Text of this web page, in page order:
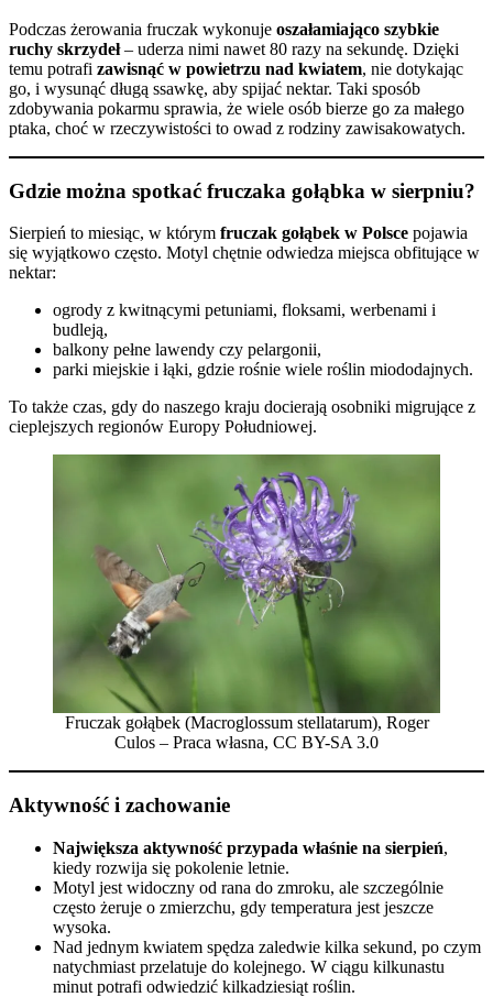
Podczas żerowania fruczak wykonuje oszałamiająco szybkie
ruchy skrzydeł– uderza nimi nawet 80 razy na sekundę. Dzięki
temu potrafi zawisnąć w powietrzu nad kwiatem, nie dotykając
go, i wysunąć długą ssawkę, aby spijać nektar. Taki sposób
zdobywania pokarmu sprawia, że wiele osób bierze go za małego
ptaka, choć w rzeczywistości to owad z rodziny zawisakowatych.
Gdzie można spotkać fruczaka gołąbka w sierpniu?
Sierpień to miesiąc, w którym fruczak gołąbek w Polsce pojawia
się wyjątkowo często. Motyl chętnie odwiedza miejsca obfitujące w
nektar:
ogrody z kwitnącymi petuniami, floksami, werbenami i
budleją,
balkony pełne lawendy czy pelargonii,
parki miejskie i łąki, gdzie rośnie wiele roślin miododajnych.
To także czas, gdy do naszego kraju docierają osobniki migrujące z
cieplejszych regionów Europy Południowej.
Fruczak gołąbek (Macroglossum stellatarum), Roger
Culos – Praca własna, CC BY-SA 3.0
Aktywność i zachowanie
Największa aktywność przypada właśnie na sierpień,
kiedy rozwija się pokolenie letnie.
Motyl jest widoczny od rana do zmroku, ale szczególnie
często żeruje o zmierzchu, gdy temperatura jest jeszcze
wysoka.
Nad jednym kwiatem spędza zaledwie kilka sekund, po czym
natychmiast przelatuje do kolejnego. W ciągu kilkunastu
minut potrafi odwiedzić kilkadziesiąt roślin.